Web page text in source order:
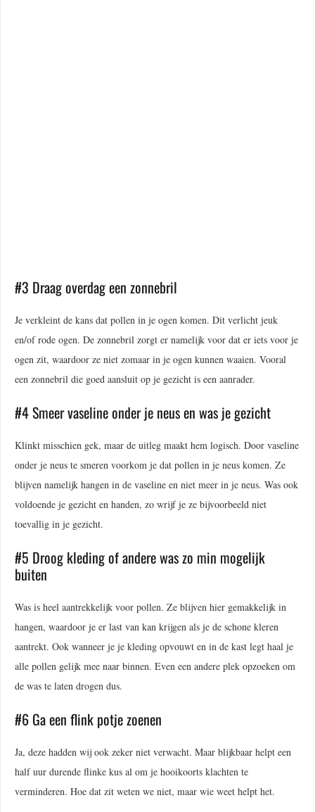
#3 Draag overdag een zonnebril
Je verkleint de kans dat pollen in je ogen komen. Dit verlicht jeuk
en/of rode ogen. De zonnebril zorgt er namelijk voor dat er iets voor je
ogen zit, waardoor ze niet zomaar in je ogen kunnen waaien. Vooral
een zonnebril die goed aansluit op je gezicht is een aanrader.
#4 Smeer vaseline onder je neus en was je gezicht
Klinkt misschien gek, maar de uitleg maakt hem logisch. Door vaseline
onder je neus te smeren voorkom je dat pollen in je neus komen. Ze
blijven namelijk hangen in de vaseline en niet meer in je neus. Was ook
voldoende je gezicht en handen, zo wrijf je ze bijvoorbeeld niet
toevallig in je gezicht.
#5 Droog kleding of andere was zo min mogelijk
buiten
Was is heel aantrekkelijk voor pollen. Ze blijven hier gemakkelijk in
hangen, waardoor je er last van kan krijgen als je de schone kleren
aantrekt. Ook wanneer je je kleding opvouwt en in de kast legt haal je
alle pollen gelijk mee naar binnen. Even een andere plek opzoeken om
de was te laten drogen dus.
#6 Ga een flink potje zoenen
Ja, deze hadden wij ook zeker niet verwacht. Maar blijkbaar helpt een
half uur durende flinke kus al om je hooikoorts klachten te
verminderen. Hoe dat zit weten we niet, maar wie weet helpt het.